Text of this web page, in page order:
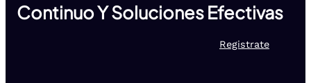
Continuo Y Soluciones Efectivas
Registrate